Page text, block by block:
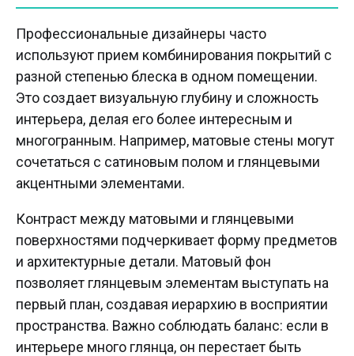
Профессиональные дизайнеры часто
используют прием комбинирования покрытий с
разной степенью блеска в одном помещении.
Это создает визуальную глубину и сложность
интерьера, делая его более интересным и
многогранным. Например, матовые стены могут
сочетаться с сатиновым полом и глянцевыми
акцентными элементами.
Контраст между матовыми и глянцевыми
поверхностями подчеркивает форму предметов
и архитектурные детали. Матовый фон
позволяет глянцевым элементам выступать на
первый план, создавая иерархию в восприятии
пространства. Важно соблюдать баланс: если в
интерьере много глянца, он перестает быть